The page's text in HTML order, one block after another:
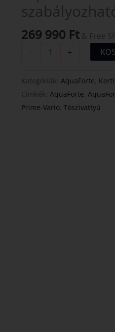
269 990 Ft & Free
-
tószivattyú
+
Kategóriák:AquaForte,
Címkék:AquaForte,
Prime-Vario,Tószivattyú